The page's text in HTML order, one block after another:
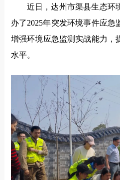
近日，达州市渠县生态环
办了2025年突发环境事件应
增强环境应急监测实战能力，
水平。